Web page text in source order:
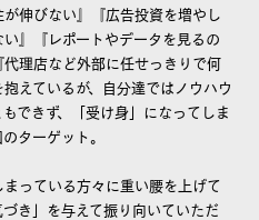
伸びない』『広告投資を増やし
』『レポートやデータを見るの
理店など外部に任せっきりで何
えているが、自分達ではノウハウ
できず、「受け身」になってしま
ターゲット。
っている方々に重い腰を上げて
き」を与えて振り向いていただ